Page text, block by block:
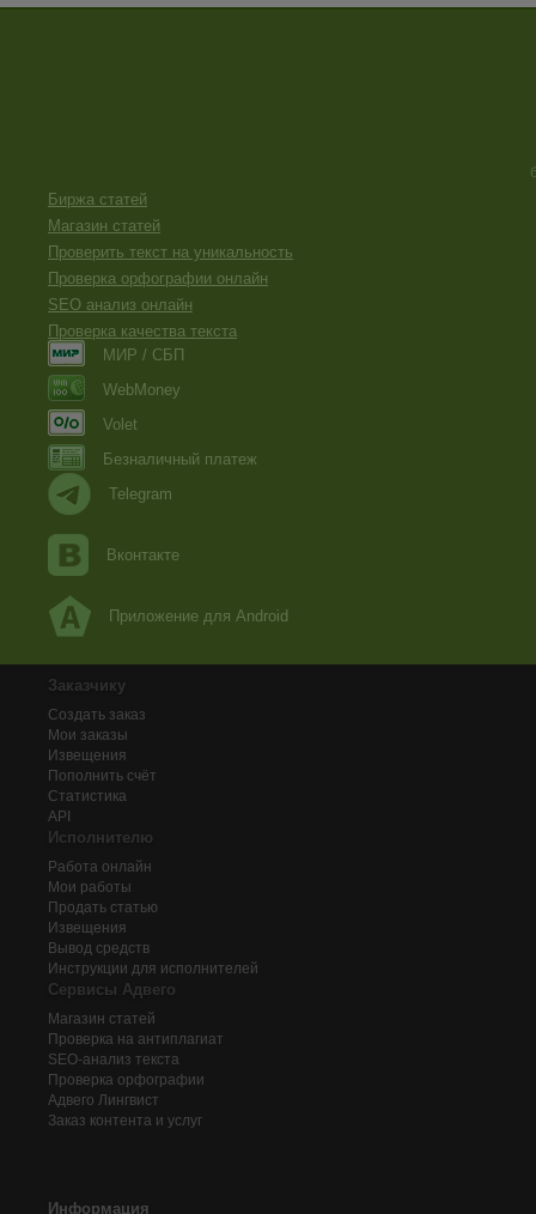
Биржа статей
Магазин статей
Проверить текст на уникальность
Проверка орфографии онлайн
SEO анализ онлайн
Проверка качества текста
МИР / СБП
WebMoney
Volet
Безналичный платеж
Telegram
Вконтакте
Приложение для Android
Заказчику
Создать заказ
Мои заказы
Извещения
Пополнить счёт
Статистика
API
Исполнителю
Работа онлайн
Мои работы
Продать статью
Извещения
Вывод средств
Инструкции для исполнителей
Сервисы Адвего
Магазин статей
Проверка на антиплагиат
SEO-анализ текста
Проверка орфографии
Адвего Лингвист
Заказ контента и услуг
Информация